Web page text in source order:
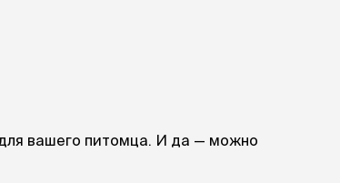
Миски дорожные
Намордники
вашего питомца. И да — можно